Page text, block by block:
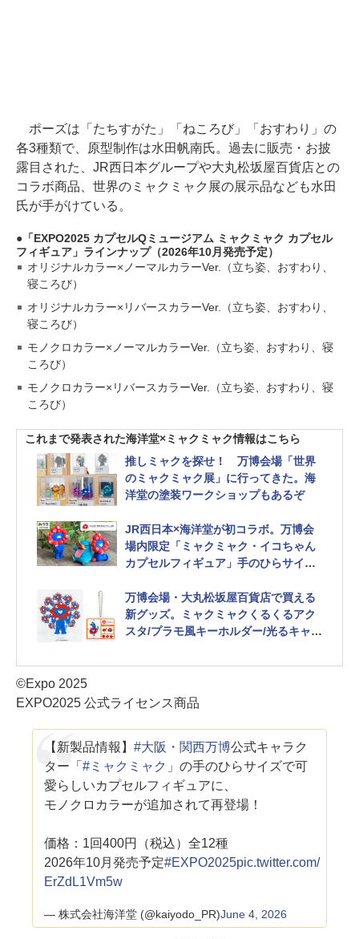
ポーズは「たちすがた」「ねころび」「おすわり」の
各3種類で、原型制作は水田帆南氏。過去に販売・お披
露目された、JR西日本グループや大丸松坂屋百貨店との
コラボ商品、世界のミャクミャク展の展示品なども水田
氏が手がけている。
「EXPO2025 カプセルQミュージアム ミャクミャク カプセル
フィギュア」ラインナップ（2026年10月発売予定）
オリジナルカラー×ノーマルカラーVer.（立ち姿、おすわり、
寝ころび）
オリジナルカラー×リバースカラーVer.（立ち姿、おすわり、
寝ころび）
モノクロカラー×ノーマルカラーVer.（立ち姿、おすわり、寝
ころび）
モノクロカラー×リバースカラーVer.（立ち姿、おすわり、寝
ころび）
これまで発表された海洋堂×ミャクミャク情報はこちら
推しミャクを探せ！ 万博会場「世界
のミャクミャク展」に行ってきた。海
洋堂の塗装ワークショップもあるぞ
JR西日本×海洋堂が初コラボ。万博会
場内限定「ミャクミャク・イコちゃん
カプセルフィギュア」手のひらサイズ
万博会場・大丸松坂屋百貨店で買える
新グッズ。ミャクミャクくるくるアク
スタ/プラモ風キーホルダー/光るキャン
緩和
©Expo 2025
EXPO2025 公式ライセンス商品
【新製品情報】#大阪・関西万博公式キャラク
ター「#ミャクミャク 」の手のひらサイズで可
愛らしいカプセルフィギュアに、
モノクロカラーが追加されて再登場！
価格：1回400円（税込）全12種
2026年10月発売予定#EXPO2025pic.twitter.com/
ErZdL1Vm5w
— 株式会社海洋堂 (@kaiyodo_PR)June 4, 2026